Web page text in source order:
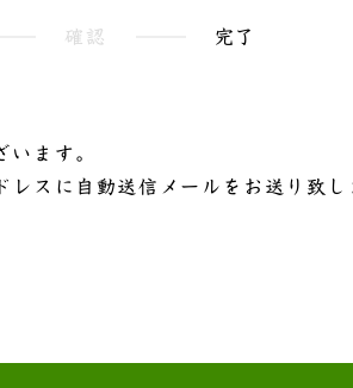
確認 完了
います。
レスに自動送信メールをお送り致